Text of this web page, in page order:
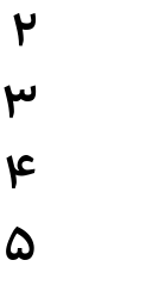
۲
۳
۴
۵